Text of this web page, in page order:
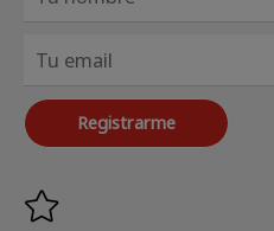
Registrarme